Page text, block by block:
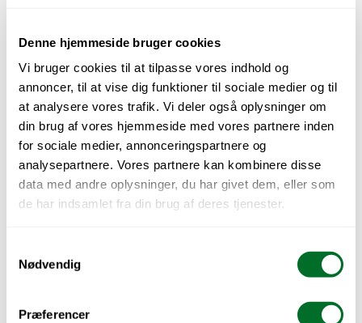
Denne hjemmeside bruger cookies
Vi bruger cookies til at tilpasse vores indhold og
annoncer, til at vise dig funktioner til sociale medier og til
at analysere vores trafik. Vi deler også oplysninger om
din brug af vores hjemmeside med vores partnere inden
for sociale medier, annonceringspartnere og
analysepartnere. Vores partnere kan kombinere disse
data med andre oplysninger, du har givet dem, eller som
de har indsamlet fra din brug af deres tjenester.
Nødvendig
Præferencer
Løbespor
Det fede ved mit fag er, at jeg selv kan se, om
jeg har lavet noget godt eller dårligt. Jeg
behøver ikke at få det at vide af andre. Hvis der
er løbespor, så har jeg ikke gjort det godt nok.
Løbespor er det, jeg har det værst med. Det er
totalt kriminelt at have dem i sit træværk. Det
sker, hvis man får et for tykt lag maling på, så
det ikke kan tørre ordentligt.
når døren står lodret. Det kræver bare, at man